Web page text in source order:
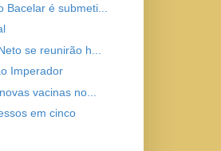
é submeti...
se reunirão h...
Imperador
vacinas no...
em cinco